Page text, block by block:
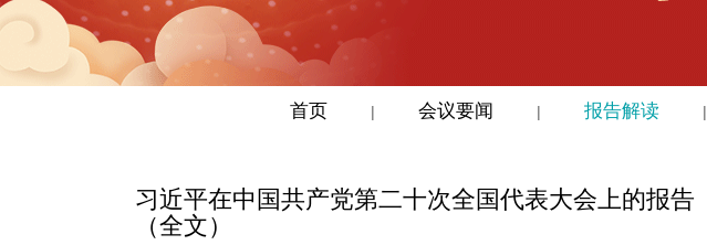
首页 | 会议要闻 | 报告解读 |
习近平在中国共产党第二十次全国代表大会上的报告
（全文）